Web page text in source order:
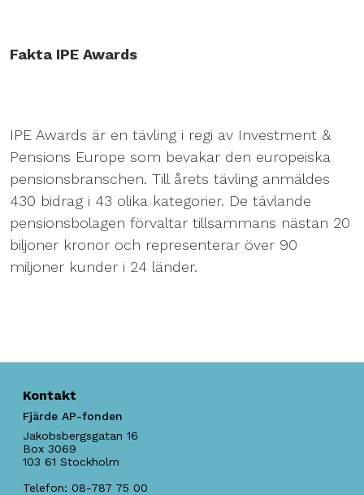
Fakta IPE Awards
IPE Awards är en tävling i regi av Investment &
Pensions Europe som bevakar den europeiska
pensionsbranschen. Till årets tävling anmäldes
430 bidrag i 43 olika kategorier. De tävlande
pensionsbolagen förvaltar tillsammans nästan 20
biljoner kronor och representerar över 90
miljoner kunder i 24 länder.
Kontakt
Fjärde AP-fonden
Jakobsbergsgatan 16
Box 3069
103 61 Stockholm
Telefon: 08-787 75 00